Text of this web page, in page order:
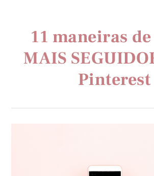
11 maneiras
MAIS
Pinterest